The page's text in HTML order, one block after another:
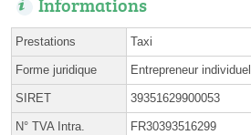
Prestations Taxi
Forme juridique Entrepreneur individuel
SIRET 39351629900053
N° TVA Intra. FR30393516299